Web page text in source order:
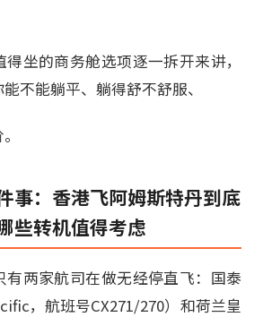
坐的商务舱选项逐一拆开来讲，
不能躺平、躺得舒不舒服、
事：香港飞阿姆斯特丹到底
些转机值得考虑
有两家航司在做无经停直飞：国泰
，航班号CX271/270）和荷兰皇